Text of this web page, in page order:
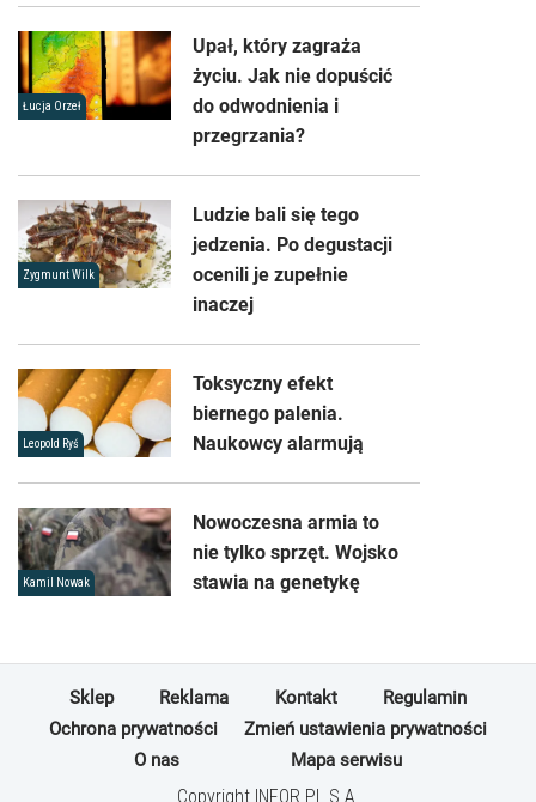
Łucja Orzeł
Upał, który zagraża
życiu. Jak nie dopuścić
do odwodnienia i
przegrzania?
Zygmunt Wilk
Ludzie bali się tego
jedzenia. Po degustacji
ocenili je zupełnie
inaczej
Leopold Ryś
Toksyczny efekt
biernego palenia.
Naukowcy alarmują
Kamil Nowak
Nowoczesna armia to
nie tylko sprzęt. Wojsko
stawia na genetykę
Sklep Reklama Kontakt
Regulamin
Ochrona prywatności
Zmień ustawienia prywatności
O nas
Mapa serwisu
Copyright INFOR PL S.A.